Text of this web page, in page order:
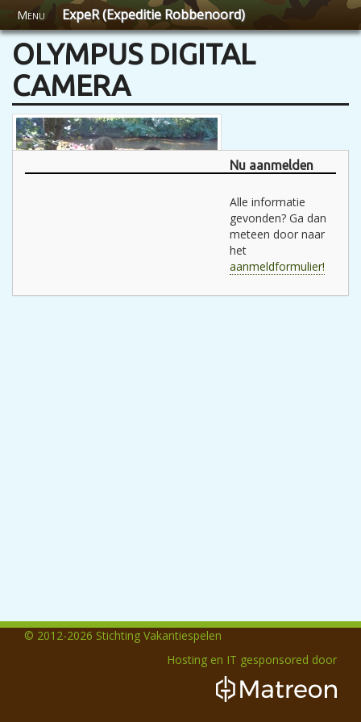
Menu ExpeR (Expeditie Robbenoord)
OLYMPUS DIGITAL
CAMERA
Nu aanmelden
Alle informatie
gevonden? Ga dan
meteen door naar
het
aanmeldformulier!
© 2012-2026 Stichting Vakantiespelen
Hosting en IT gesponsored door